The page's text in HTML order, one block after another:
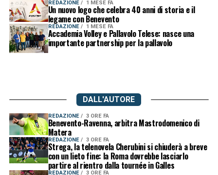
REDAZIONE 1 MESE FA
Un nuovo logo che celebra 40 anni di storia e il
legame con Benevento
REDAZIONE 1 MESE FA
Accademia Volley e Pallavolo Telese: nasce una
importante partnership per la pallavolo
DALL'AUTORE
REDAZIONE 3 ORE FA
Benevento-Ravenna, arbitra Mastrodomenico di
Matera
REDAZIONE 3 ORE FA
Strega, la telenovela Cherubini si chiuderà a breve
con un lieto fine: la Roma dovrebbe lasciarlo
partire al rientro dalla tournée in Galles
REDAZIONE 3 ORE FA